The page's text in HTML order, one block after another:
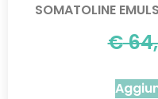
SOMATOLINE
€